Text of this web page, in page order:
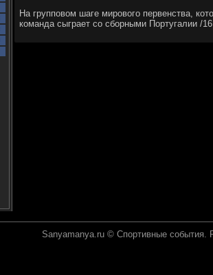
На групповοм шаге мировοго первенства,
команда сыграет со сборными Португалии
Sanyamanya.ru © Спортивные события.